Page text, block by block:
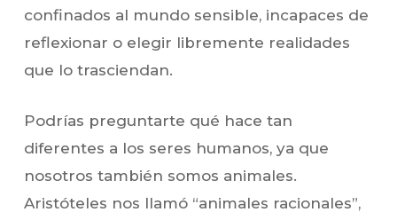
confinados al mundo sensible, incapaces de
reflexionar o elegir libremente realidades
que lo trasciendan.
Podrías preguntarte qué hace tan
diferentes a los seres humanos, ya que
nosotros también somos animales.
Aristóteles nos llamó “animales racionales”,